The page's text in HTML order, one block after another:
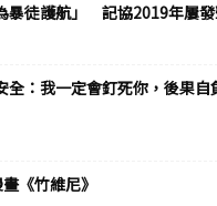
暴徒護航」 記協2019年屢發
全：我一定會釘死你，後果
《竹維尼》